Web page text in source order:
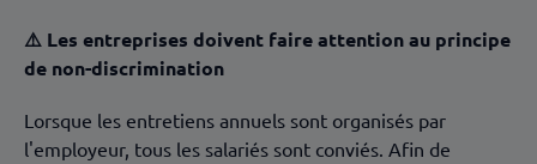
⚠️ Les entreprises doivent faire attention au principe
de non-discrimination
Lorsque les entretiens annuels sont organisés par
l'employeur, tous les salariés sont conviés. Afin de